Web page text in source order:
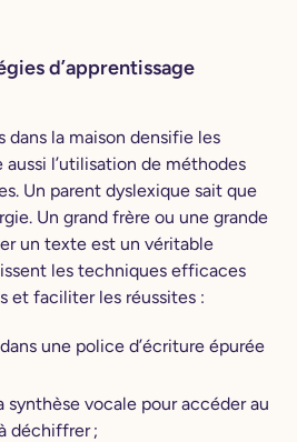
d’apprentissage
dans la maison densifie les
aussi l’utilisation de méthodes
Un parent dyslexique sait que
Un grand frère ou une grande
un texte est un véritable
les techniques efficaces
et faciliter les réussites :
une police d’écriture épurée
synthèse vocale pour accéder au
déchiffrer ;